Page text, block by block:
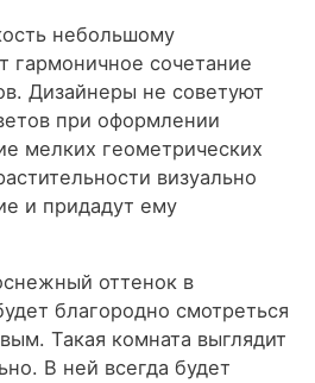
небольшому
сочетание
Дизайнеры не советуют
при оформлении
мелких геометрических
визуально
и придадут ему
оттенок в
благородно смотреться
Такая комната выглядит
В ней всегда будет